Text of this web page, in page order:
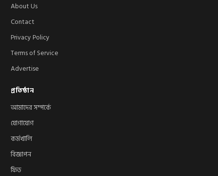
About Us
Contact
Privacy Policy
Terms of Service
Advertise
প্রতিষ্ঠান
আমাদের সম্পর্কে
যোগাযোগ
কর্মখালি
বিজ্ঞাপন
ফিড